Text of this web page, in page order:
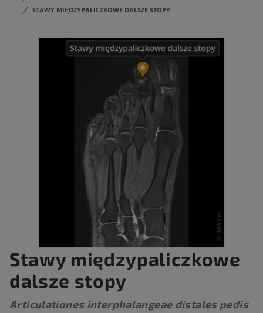
STAWY MIĘDZYPALICZKOWE DALSZE STOPY
Stawy międzypaliczkowe
dalsze stopy
Articulationes interphalangeae distales pedis